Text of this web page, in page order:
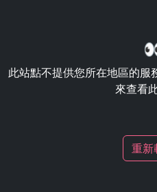
此站點不提供您所在地區的服
來查看
重新